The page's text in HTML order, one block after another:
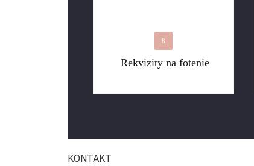
Rekvizity na fotenie
8
KONTAKT